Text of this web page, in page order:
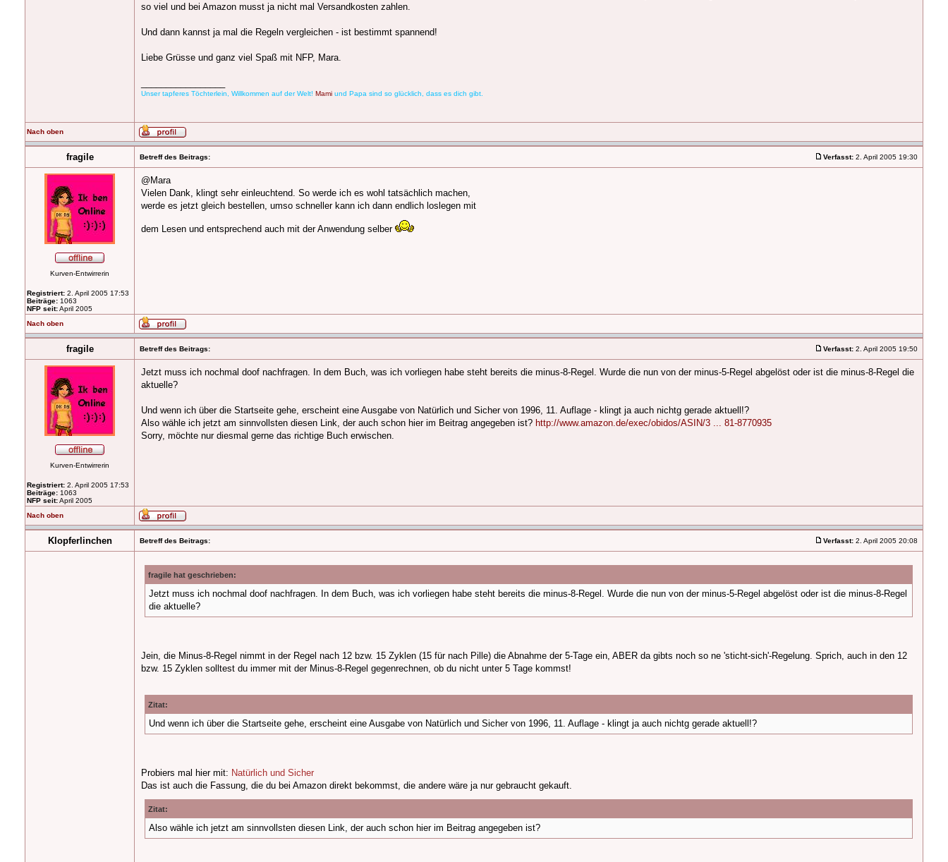
so viel und bei Amazon musst ja nicht mal Versandkosten zahlen.
Und dann kannst ja mal die Regeln vergleichen - ist bestimmt spannend!
Liebe Grüsse und ganz viel Spaß mit NFP, Mara.
Unser tapferes Töchterlein, Willkommen auf der Welt! Mami und Papa sind so glücklich, dass es dich gibt.
Nach oben
fragile Betreff des Beitrags: Verfasst: 2. April 2005 19:30
Kurven-Entwirrerin
Registriert: 2. April 2005 17:53
Beiträge: 1063
NFP seit:April 2005
@Mara
Vielen Dank, klingt sehr einleuchtend. So werde ich es wohl tatsächlich machen,
werde es jetzt gleich bestellen, umso schneller kann ich dann endlich loslegen mit
dem Lesen und entsprechend auch mit der Anwendung selber
Nach oben
fragile Betreff des Beitrags: Verfasst: 2. April 2005 19:50
Kurven-Entwirrerin
Registriert: 2. April 2005 17:53
Beiträge: 1063
NFP seit:April 2005
Jetzt muss ich nochmal doof nachfragen. In dem Buch, was ich vorliegen habe steht bereits die minus-8-Regel. Wurde die nun von der minus-5-Regel abgelöst oder ist die minus-8-Regel die
aktuelle?
Und wenn ich über die Startseite gehe, erscheint eine Ausgabe von Natürlich und Sicher von 1996, 11. Auflage - klingt ja auch nichtg gerade aktuell!?
Also wähle ich jetzt am sinnvollsten diesen Link, der auch schon hier im Beitrag angegeben ist? http://www.amazon.de/exec/obidos/ASIN/3 ... 81-8770935
Sorry, möchte nur diesmal gerne das richtige Buch erwischen.
Nach oben
Klopferlinchen Betreff des Beitrags: Verfasst: 2. April 2005 20:08
fragile hat geschrieben:
Jetzt muss ich nochmal doof nachfragen. In dem Buch, was ich vorliegen habe steht bereits die minus-8-Regel. Wurde die nun von der minus-5-Regel abgelöst oder ist die minus-8-Regel
die aktuelle?
Jein, die Minus-8-Regel nimmt in der Regel nach 12 bzw. 15 Zyklen (15 für nach Pille) die Abnahme der 5-Tage ein, ABER da gibts noch so ne 'sticht-sich'-Regelung. Sprich, auch in den 12
bzw. 15 Zyklen solltest du immer mit der Minus-8-Regel gegenrechnen, ob du nicht unter 5 Tage kommst!
Zitat:
Und wenn ich über die Startseite gehe, erscheint eine Ausgabe von Natürlich und Sicher von 1996, 11. Auflage - klingt ja auch nichtg gerade aktuell!?
Probiers mal hier mit: Natürlich und Sicher
Das ist auch die Fassung, die du bei Amazon direkt bekommst, die andere wäre ja nur gebraucht gekauft.
Zitat:
Also wähle ich jetzt am sinnvollsten diesen Link, der auch schon hier im Beitrag angegeben ist?